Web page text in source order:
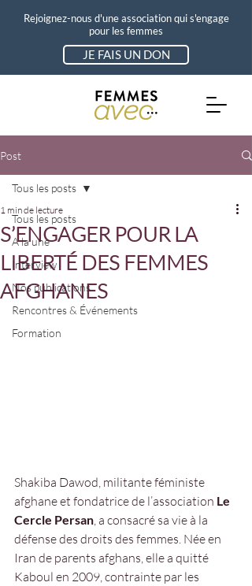
Rejoignez-nous d'une association qui s'engage
pour les femmes
JE FAIS UN DON
Post
Tous les posts
A la une
Interview
Nos publications
Rencontres & Événements
Formation
Tous les posts
S’ENGAGER POUR LA
LIBERTÉ DES FEMMES
AFGHANES
1 min de lecture
Shakiba Dawod, militante féministe
afghane et fondatrice de l’association Le
Cercle Persan, a consacré sa vie à la
défense des droits des femmes. Née en
Iran de parents afghans, elle a quitté
Kaboul en 2009, contrainte par les